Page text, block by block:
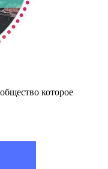
которое